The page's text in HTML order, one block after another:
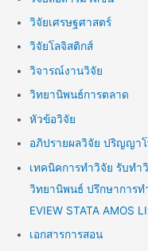
วิจัยเศรษฐศาสตร์
วิจัยโลจิสติกส์
วิจารณ์งานวิจัย
วิทยานิพนธ์การตลาด
หัวข้อวิจัย
อภิปรายผลวิจัย ปริญญา
เทคนิคการทำวิจัย รับทำ
วิทยานิพนธ์ ปรึกษาการท
EVIEW STATA AMOS
เอกสารการสอน